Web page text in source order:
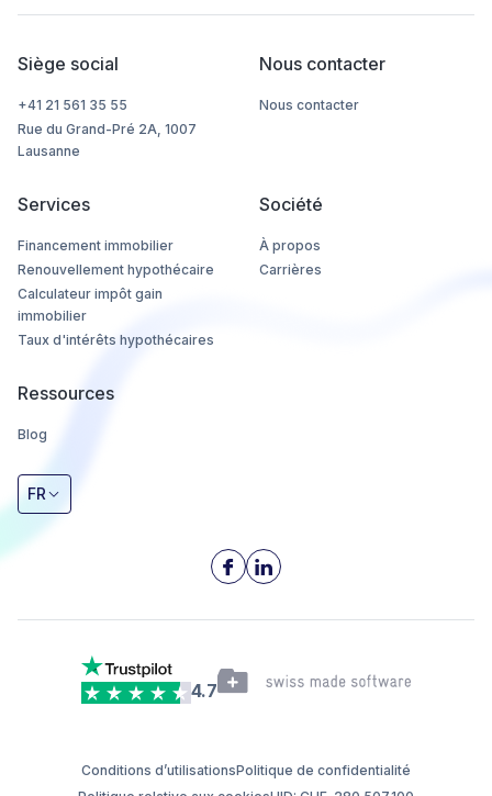
Siège social
+41 21 561 35 55
Rue du Grand-Pré 2A, 1007
Lausanne
Nous contacter
Nous contacter
Services
Financement immobilier
Renouvellement hypothécaire
Calculateur impôt gain
immobilier
Taux d'intérêts hypothécaires
Société
À propos
Carrières
Ressources
Blog
FR
4.7
Conditions d’utilisationsPolitique de confidentialité